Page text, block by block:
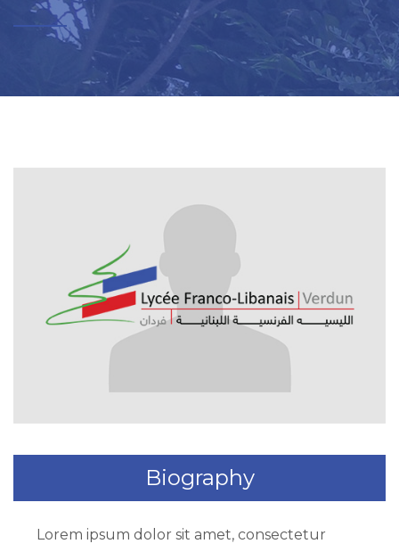
Biography
Lorem ipsum dolor sit amet, consectetur